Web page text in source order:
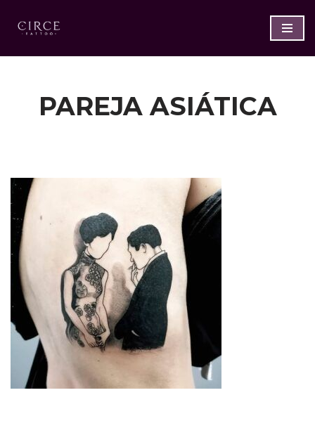
Saltar
al
PAREJA ASIÁTICA